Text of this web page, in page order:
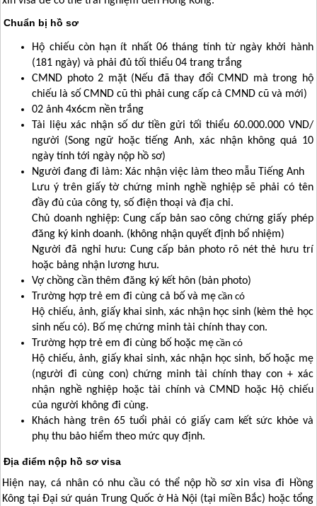
Chuẩn bị hồ sơ
Hộ chiếu còn hạn ít nhất 06 tháng tính từ ngày khởi hành
(181 ngày) và phải đủ tối thiểu 04 trang trắng
CMND photo 2 mặt (Nếu đã thay đổi CMND mà trong hộ
chiếu là số CMND cũ thì phải cung cấp cả CMND cũ và mới)
02 ảnh 4x6cm nền trắng
Tài liệu xác nhận số dư tiền gửi tối thiểu 60.000.000 VND/
người (Song ngữ hoặc tiếng Anh, xác nhận không quá 10
ngày tính tới ngày nộp hồ sơ)
Người đang đi làm: Xác nhận việc làm theo mẫu Tiếng Anh
Lưu ý trên giấy tờ chứng minh nghề nghiệp sẽ phải có tên
đầy đủ của công ty, số điện thoại và địa chỉ.
Chủ doanh nghiệp: Cung cấp bản sao công chứng giấy phép
đăng ký kinh doanh. (không nhận quyết định bổ nhiệm)
Người đã nghỉ hưu: Cung cấp bản photo rõ nét thẻ hưu trí
hoặc bảng nhận lương hưu.
Vợ chồng cần thêm đăng ký kết hôn (bản photo)
Trường hợp trẻ em đi cùng cả bố và mẹ cần có
Hộ chiếu, ảnh, giấy khai sinh, xác nhận học sinh (kèm thẻ học
sinh nếu có). Bố mẹ chứng minh tài chính thay con.
Trường hợp trẻ em đi cùng bố hoặc mẹ cần có
Hộ chiếu, ảnh, giấy khai sinh, xác nhận học sinh, bố hoặc mẹ
(người đi cùng con) chứng minh tài chính thay con + xác
nhận nghề nghiệp hoặc tài chính và CMND hoặc Hộ chiếu
của người không đi cùng.
Khách hàng trên 65 tuổi phải có giấy cam kết sức khỏe và
phụ thu bảo hiểm theo mức quy định.
Địa điểm nộp hồ sơ visa
Hiện nay, cá nhân có nhu cầu có thể nộp hồ sơ xin visa đi Hồng
Kông tại Đại sứ quán Trung Quốcở Hà Nội (tại miền Bắc) hoặc tổng